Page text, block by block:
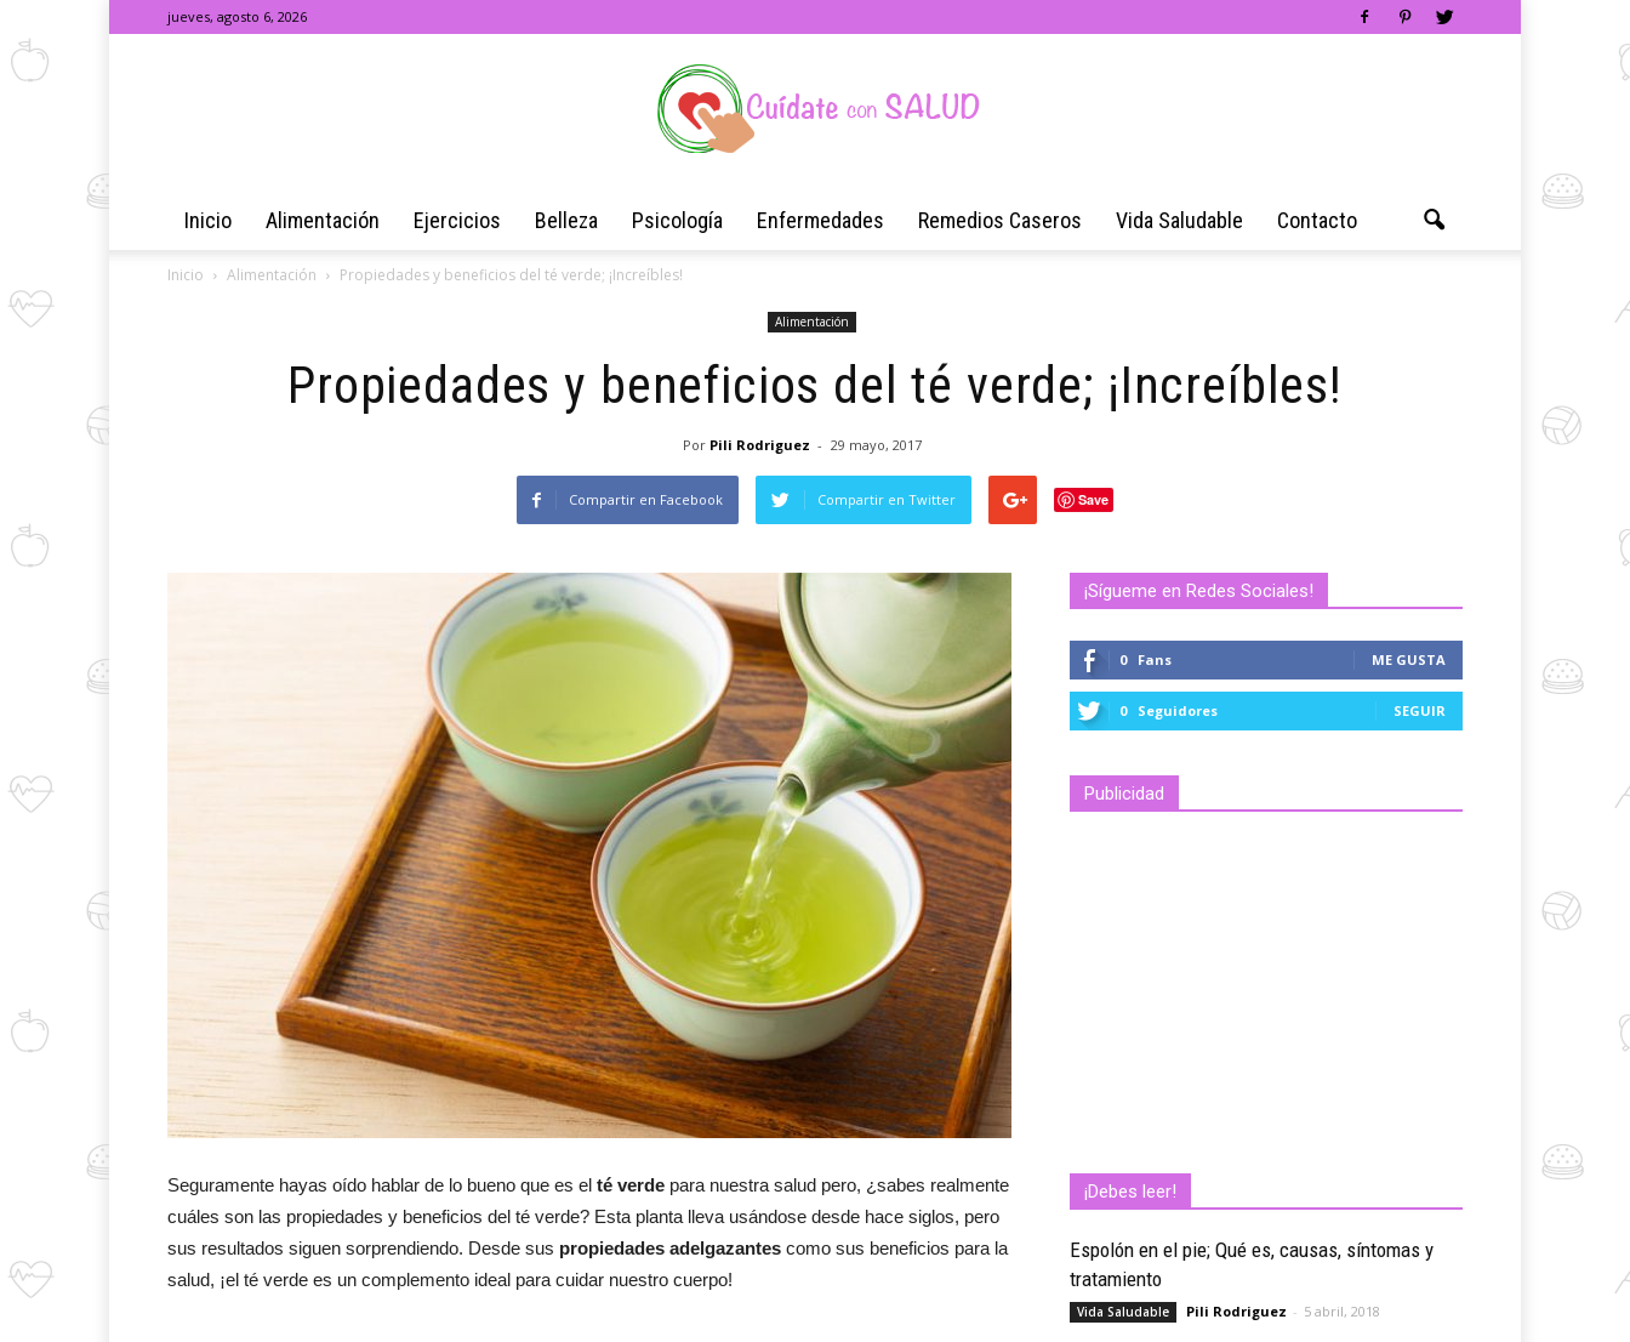
jueves, agosto 6, 2026
de
y
Bienestar
Cuídate
Inicio Alimentación Ejercicios Belleza Psicología Enfermedades Remedios Caseros Vida Saludable Contacto
Inicio Alimentación Propiedades y beneficios del té verde; ¡Increíbles!
Alimentación
Propiedades y beneficios del té verde; ¡Increíbles!
Por Pili Rodriguez - 29 mayo, 2017
Compartir en Facebook Compartir en Twitter Save
Seguramente hayas oído hablar de lo bueno que es el té verde para nuestra salud pero, ¿sabes realmente
cuáles son las propiedades y beneficios del té verde? Esta planta lleva usándose desde hace siglos, pero
sus resultados siguen sorprendiendo. Desde sus propiedades adelgazantes como sus beneficios para la
salud, ¡el té verde es un complemento ideal para cuidar nuestro cuerpo!
¡Sígueme en Redes Sociales!
0 Fans ME GUSTA
0 Seguidores SEGUIR
Publicidad
¡Debes leer!
Espolón en el pie; Qué es, causas, síntomas y
tratamiento
Vida Saludable Pili Rodriguez - 5 abril, 2018